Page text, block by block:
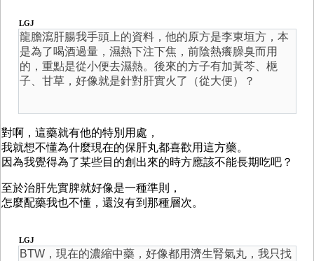
LGJ
龍膽瀉肝腸我手頭上的資料，他的原方是李東垣方，本
是為了喝酒過量，濕熱下注下焦，前陰熱癢臊臭而用
的，重點是從小便去濕熱。後來的方子有加黃芩、梔
子、甘草，好像就是針對肝實火了（從大便）？
對啊，這藥就有他的特別用處，
我就想不懂為什麼現在的保肝丸都喜歡用這方藥。
因為我覺得為了某些目的創出來的時方應該不能長期吃吧？
至於治肝先實脾就好像是一種準則，
怎麼配藥我也不懂，還沒有到那種層次。
LGJ
BTW，現在的濃縮中藥，好像都用濟生腎氣丸，我只找